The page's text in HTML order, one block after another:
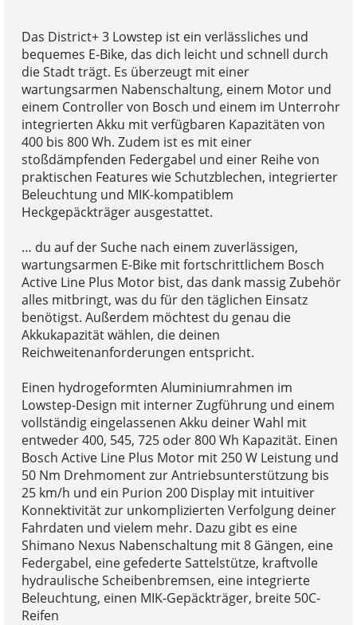
Das District+ 3 Lowstep ist ein verlässliches und
bequemes E-Bike, das dich leicht und schnell durch
die Stadt trägt. Es überzeugt mit einer
wartungsarmen Nabenschaltung, einem Motor und
einem Controller von Bosch und einem im Unterrohr
integrierten Akku mit verfügbaren Kapazitäten von
400 bis 800 Wh. Zudem ist es mit einer
stoßdämpfenden Federgabel und einer Reihe von
praktischen Features wie Schutzblechen, integrierter
Beleuchtung und MIK-kompatiblem
Heckgepäckträger ausgestattet.
… du auf der Suche nach einem zuverlässigen,
wartungsarmen E-Bike mit fortschrittlichem Bosch
Active Line Plus Motor bist, das dank massig Zubehör
alles mitbringt, was du für den täglichen Einsatz
benötigst. Außerdem möchtest du genau die
Akkukapazität wählen, die deinen
Reichweitenanforderungen entspricht.
Einen hydrogeformten Aluminiumrahmen im
Lowstep-Design mit interner Zugführung und einem
vollständig eingelassenen Akku deiner Wahl mit
entweder 400, 545, 725 oder 800 Wh Kapazität. Einen
Bosch Active Line Plus Motor mit 250 W Leistung und
50 Nm Drehmoment zur Antriebsunterstützung bis
25 km/h und ein Purion 200 Display mit intuitiver
Konnektivität zur unkomplizierten Verfolgung deiner
Fahrdaten und vielem mehr. Dazu gibt es eine
Shimano Nexus Nabenschaltung mit 8 Gängen, eine
Federgabel, eine gefederte Sattelstütze, kraftvolle
hydraulische Scheibenbremsen, eine integrierte
Beleuchtung, einen MIK-Gepäckträger, breite 50C-
Reifen